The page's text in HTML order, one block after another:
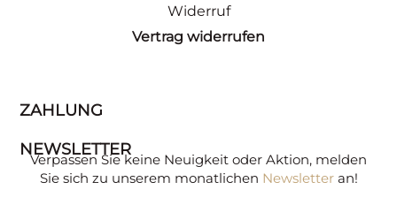
Widerruf
Vertrag widerrufen
ZAHLUNG
NEWSLETTER
Verpassen Sie keine Neuigkeit oder Aktion, melden
Sie sich zu unserem monatlichen Newsletteran!